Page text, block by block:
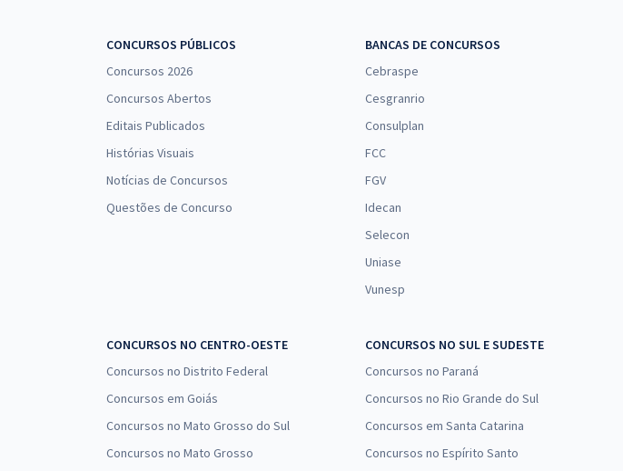
CONCURSOS PÚBLICOS
Concursos 2026
Concursos Abertos
Editais Publicados
Histórias Visuais
Notícias de Concursos
Questões de Concurso
BANCAS DE CONCURSOS
Cebraspe
Cesgranrio
Consulplan
FCC
FGV
Idecan
Selecon
Uniase
Vunesp
CONCURSOS NO CENTRO-OESTE
Concursos no Distrito Federal
Concursos em Goiás
Concursos no Mato Grosso do Sul
Concursos no Mato Grosso
CONCURSOS NO SUL E SUDESTE
Concursos no Paraná
Concursos no Rio Grande do Sul
Concursos em Santa Catarina
Concursos no Espírito Santo